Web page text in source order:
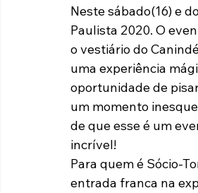
Paulista A2 2019 Portuguesas
Tabelas
Neste sábado(16) e
Paulista 2020. O
o vestiário do
uma experiência
oportunidade de
um momento
de que esse é um
incrível!
Para quem é Sócio-
entrada franca na